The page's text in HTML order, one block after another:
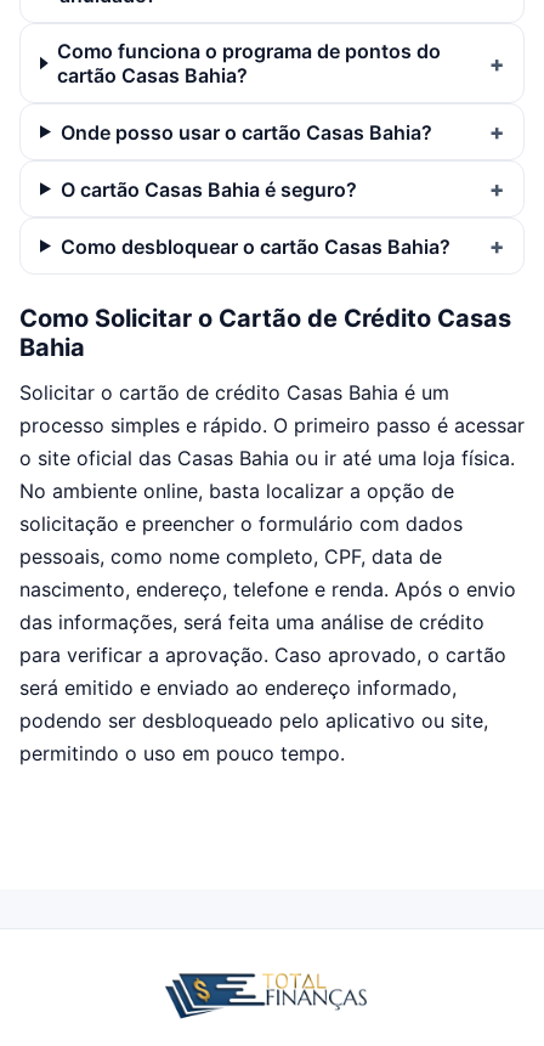
Como funciona o programa de pontos do
cartão Casas Bahia?
Onde posso usar o cartão Casas Bahia?
O cartão Casas Bahia é seguro?
Como desbloquear o cartão Casas Bahia?
Como Solicitar o Cartão de Crédito Casas
Bahia
Solicitar o cartão de crédito Casas Bahia é um
processo simples e rápido. O primeiro passo é acessar
o site oficial das Casas Bahia ou ir até uma loja física.
No ambiente online, basta localizar a opção de
solicitação e preencher o formulário com dados
pessoais, como nome completo, CPF, data de
nascimento, endereço, telefone e renda. Após o envio
das informações, será feita uma análise de crédito
para verificar a aprovação. Caso aprovado, o cartão
será emitido e enviado ao endereço informado,
podendo ser desbloqueado pelo aplicativo ou site,
permitindo o uso em pouco tempo.